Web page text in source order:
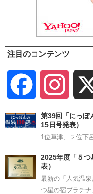
注目のコンテンツ
Facebook
第39回「にっぽ
15日号発表）
1位草津、２位下
2025年度「５つ
表）
最新の「人気温
つ星の宿プラチナ